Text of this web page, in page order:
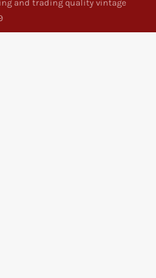
and trading quality vintage